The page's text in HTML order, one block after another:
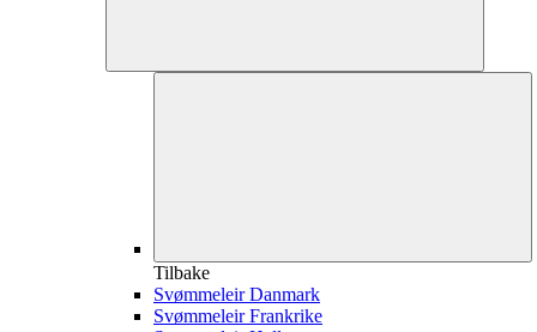
Tilbake
Svømmeleir Danmark
Svømmeleir Frankrike